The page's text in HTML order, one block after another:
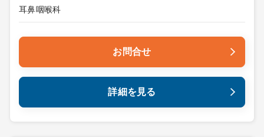
耳鼻咽喉科
お問合せ
詳細を見る